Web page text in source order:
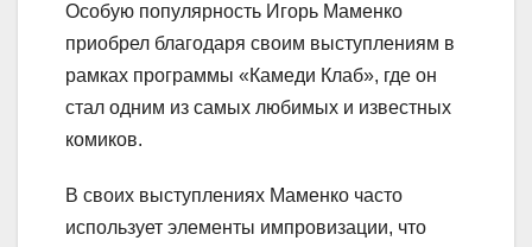
Особую популярность Игорь Маменко
приобрел благодаря своим выступлениям в
рамках программы «Камеди Клаб», где он
стал одним из самых любимых и известных
комиков.
В своих выступлениях Маменко часто
использует элементы импровизации, что